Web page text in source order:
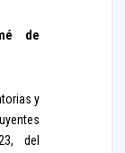
de
y
del